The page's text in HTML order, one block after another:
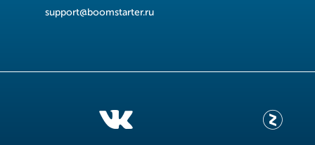
support@boomstarter.ru